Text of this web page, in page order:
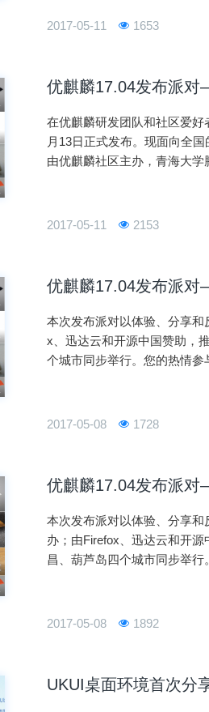
2017-05-11 1653
优麒麟17.04发布派对
在优麒麟研发团队和社区爱
月13日正式发布。现面向全
由优麒麟社区主办，青海大
2017-05-11 2153
优麒麟17.04发布派对
本次发布派对以体验、分享
x、迅达云和开源中国赞助，
个城市同步举行。您的热情
2017-05-08 1728
优麒麟17.04发布派对
本次发布派对以体验、分享
办；由Firefox、迅达云和开
昌、葫芦岛四个城市同步举
2017-05-08 1892
UKUI桌面环境首次分